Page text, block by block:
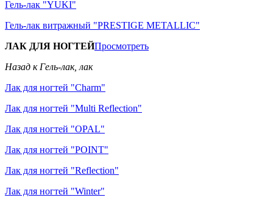
Гель-лак "YUKI"
Гель-лак витражный "PRESTIGE METALLIC"
ЛАК ДЛЯ НОГТЕЙПросмотреть
Назад к Гель-лак, лак
Лак для ногтей "Charm"
Лак для ногтей "Multi Reflection"
Лак для ногтей "OPAL"
Лак для ногтей "POINT"
Лак для ногтей "Reflection"
Лак для ногтей "Winter"